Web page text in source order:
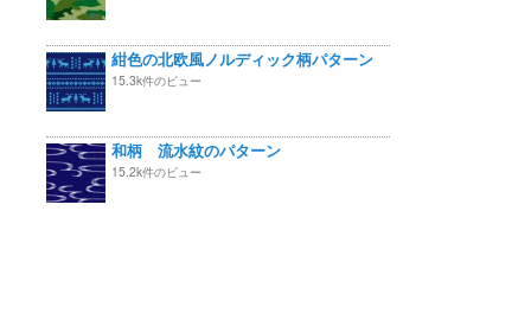
紺色の北欧風ノルディック柄パターン
15.3k件のビュー
和柄 流水紋のパターン
15.2k件のビュー